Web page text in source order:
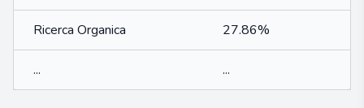
Ricerca Organica 27.86%
... ...